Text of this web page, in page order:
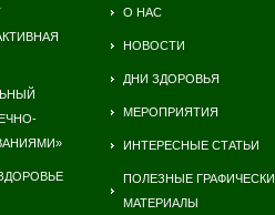
О НАС
НОВОСТИ
ДНИ ЗДОРОВЬЯ
МЕРОПРИЯТИЯ
ИНТЕРЕСНЫЕ СТАТЬИ
ПОЛЕЗНЫЕ ГРАФИЧЕСКИ
МАТЕРИАЛЫ